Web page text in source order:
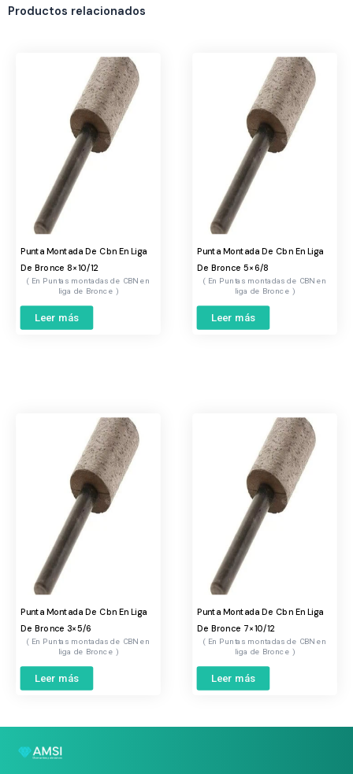
Productos relacionados
Punta Montada De Cbn En Liga
De Bronce 8×10/12
Puntas montadas de CBN en
liga de Bronce
Leer más
Punta Montada De Cbn En Liga
De Bronce 5×6/8
Puntas montadas de CBN en
liga de Bronce
Leer más
Punta Montada De Cbn En Liga
De Bronce 3×5/6
Puntas montadas de CBN en
liga de Bronce
Leer más
Punta Montada De Cbn En Liga
De Bronce 7×10/12
Puntas montadas de CBN en
liga de Bronce
Leer más